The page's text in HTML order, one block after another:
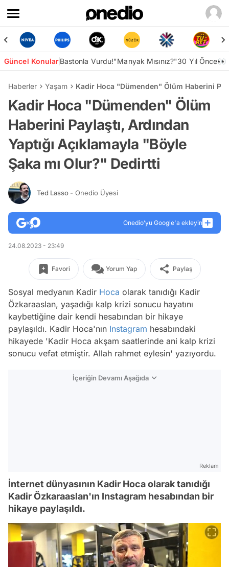
Güncel KonularBastonla Vurdu!"Manyak Mısınız?"30 Yıl Önce👀
Haberler Yaşam Kadir Hoca "Dümenden" Ölüm Haberini
Kadir Hoca "Dümenden" Ölüm
Haberini Paylaştı, Ardından
Yaptığı Açıklamayla "Böyle
Şaka mı Olur?" Dedirtti
Ted Lasso - Onedio Üyesi
Onedio’yu Google'a ekleyin
24.08.2023 - 23:49
Favori Yorum Yap Paylaş
Sosyal medyanın Kadir Hoca olarak tanıdığı Kadir
Özkaraaslan, yaşadığı kalp krizi sonucu hayatını
kaybettiğine dair kendi hesabından bir hikaye
paylaşıldı. Kadir Hoca'nın Instagram hesabındaki
hikayede 'Kadir Hoca akşam saatlerinde ani kalp krizi
sonucu vefat etmiştir. Allah rahmet eylesin' yazıyordu.
İçeriğin Devamı Aşağıda
Reklam
İnternet dünyasının Kadir Hoca olarak tanıdığı
Kadir Özkaraaslan'ın Instagram hesabından bir
hikaye paylaşıldı.